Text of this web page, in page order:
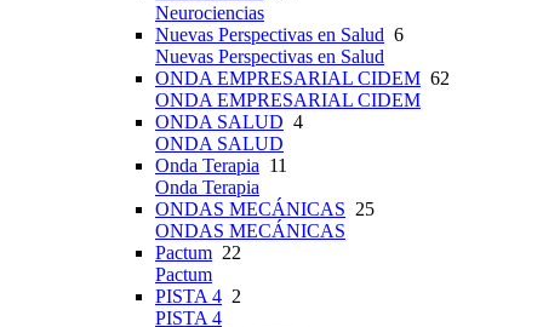
Neurociencias
Nuevas Perspectivas en Salud 6
Nuevas Perspectivas en Salud
ONDA EMPRESARIAL CIDEM 62
ONDA EMPRESARIAL CIDEM
ONDA SALUD 4
ONDA SALUD
Onda Terapia 11
Onda Terapia
ONDAS MECÁNICAS 25
ONDAS MECÁNICAS
Pactum 22
Pactum
PISTA 4 2
PISTA 4